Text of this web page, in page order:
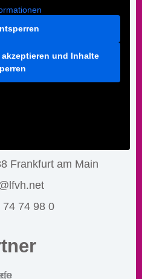
und Inhalte
Frankfurt am Main
74 74 98 0